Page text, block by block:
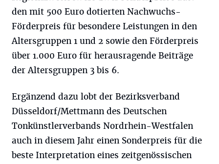
den mit 500 Euro dotierten Nachwuchs-
Förderpreis für besondere Leistungen in den
Altersgruppen 1 und 2 sowie den Förderpreis
über 1.000 Euro für herausragende Beiträge
der Altersgruppen 3 bis 6.
Ergänzend dazu lobt der Bezirksverband
Düsseldorf/Mettmann des Deutschen
Tonkünstlerverbands Nordrhein-Westfalen
auch in diesem Jahr einen Sonderpreis für die
beste Interpretation eines zeitgenössischen